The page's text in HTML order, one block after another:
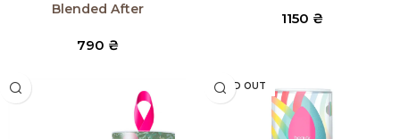
Blended After
790 ₴
1150 ₴
SOLD OUT